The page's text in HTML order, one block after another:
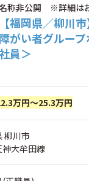
称非公開 ※詳細は
【福岡県／柳川
障がい者グルー
社員＞
万円～25.3万円
柳川市
神大牟田線